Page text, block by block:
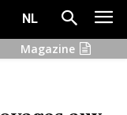
NL
Magazine